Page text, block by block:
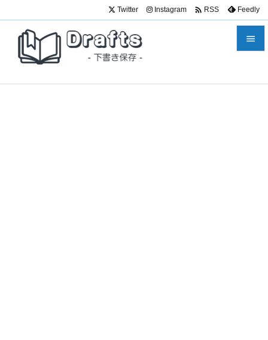

Twitter Instagram  RSS Feedly